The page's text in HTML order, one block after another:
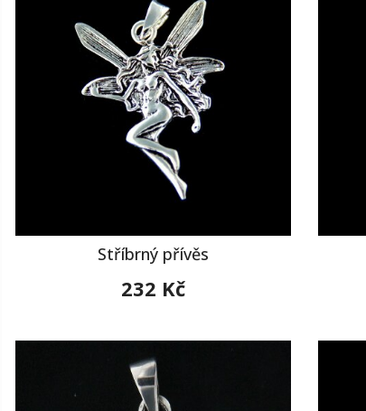
Stříbrný přívěs
232 Kč